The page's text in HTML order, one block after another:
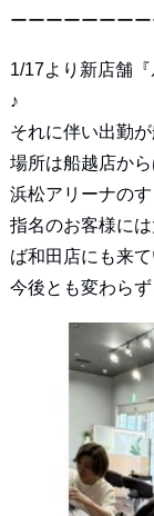
ーーーーーーー
1/17より新店舗
♪
それに伴い出勤
場所は船越店か
浜松アリーナのす
指名のお客様に
ば和田店にも来
今後とも変わら